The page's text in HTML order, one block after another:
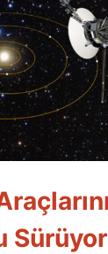
Sürüyor